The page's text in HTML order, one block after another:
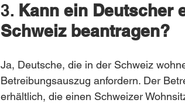
3. Kann ein Deutscher
Schweiz beantragen?
Ja, Deutsche, die in der Schweiz
Betreibungsauszug anfordern. Der
erhältlich, die einen Schweizer